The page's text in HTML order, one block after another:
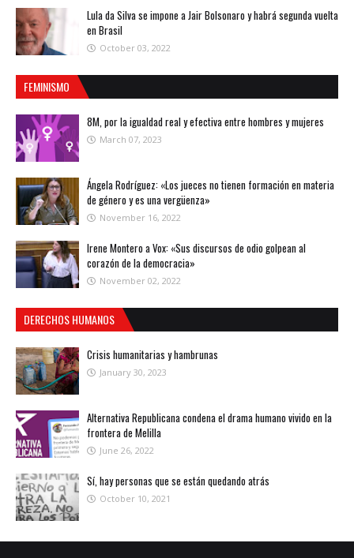
Lula da Silva se impone a Jair Bolsonaro y habrá segunda vuelta
en Brasil
October 03, 2022
FEMINISMO
8M, por la igualdad real y efectiva entre hombres y mujeres
March 07, 2023
Ángela Rodríguez: «Los jueces no tienen formación en materia
de género y es una vergüenza»
November 16, 2022
Irene Montero a Vox: «Sus discursos de odio golpean al
corazón de la democracia»
November 02, 2022
DERECHOS HUMANOS
Crisis humanitarias y hambrunas
January 30, 2023
Alternativa Republicana condena el drama humano vivido en la
frontera de Melilla
June 26, 2022
Sí, hay personas que se están quedando atrás
October 10, 2021